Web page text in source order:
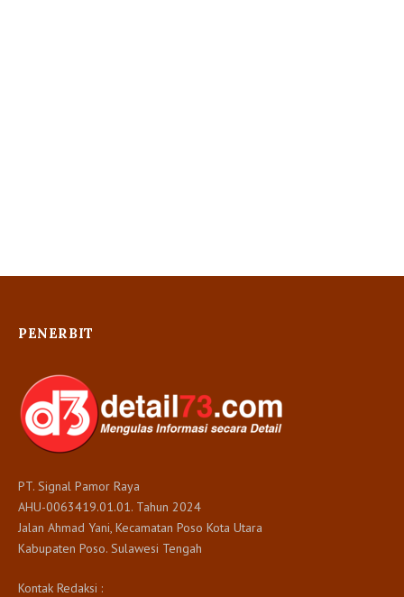
PENERBIT
PT. Signal Pamor Raya
AHU-0063419.01.01. Tahun 2024
Jalan Ahmad Yani, Kecamatan Poso Kota Utara
Kabupaten Poso. Sulawesi Tengah
Kontak Redaksi :